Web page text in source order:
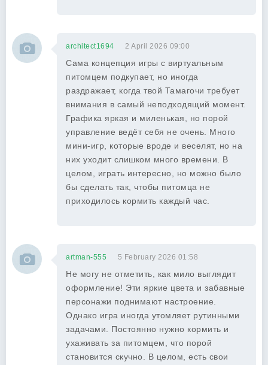
architect1694 2 April 2026 09:00
Сама концепция игры с виртуальным
питомцем подкупает, но иногда
раздражает, когда твой Тамагочи требует
внимания в самый неподходящий момент.
Графика яркая и миленькая, но порой
управление ведёт себя не очень. Много
мини-игр, которые вроде и веселят, но на
них уходит слишком много времени. В
целом, играть интересно, но можно было
бы сделать так, чтобы питомца не
приходилось кормить каждый час.
artman-555 5 February 2026 01:58
Не могу не отметить, как мило выглядит
оформление! Эти яркие цвета и забавные
персонажи поднимают настроение.
Однако игра иногда утомляет рутинными
задачами. Постоянно нужно кормить и
ухаживать за питомцем, что порой
становится скучно. В целом, есть свои